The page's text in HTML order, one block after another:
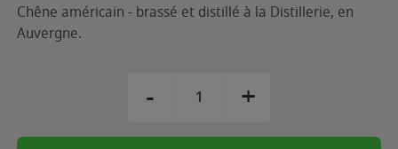
Chêne américain - brassé et distillé à la Distillerie, en
Auvergne.
- +